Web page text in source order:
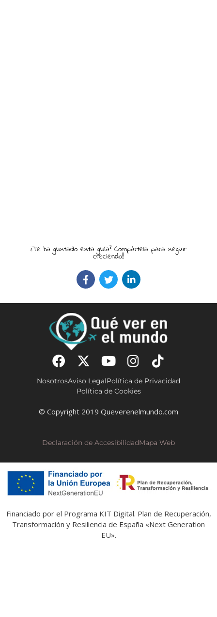
¿Te ha gustado esta guía? Compártela para seguir
creciendo!!
NosotrosAviso LegalPolítica de Privacidad
Política de Cookies
© Copyright 2019 Queverenelmundo.com
Declaración de AccesibilidadMapa Web
Financiado por el Programa KIT Digital. Plan de Recuperación,
Transformación y Resiliencia de España «Next Generation
EU».